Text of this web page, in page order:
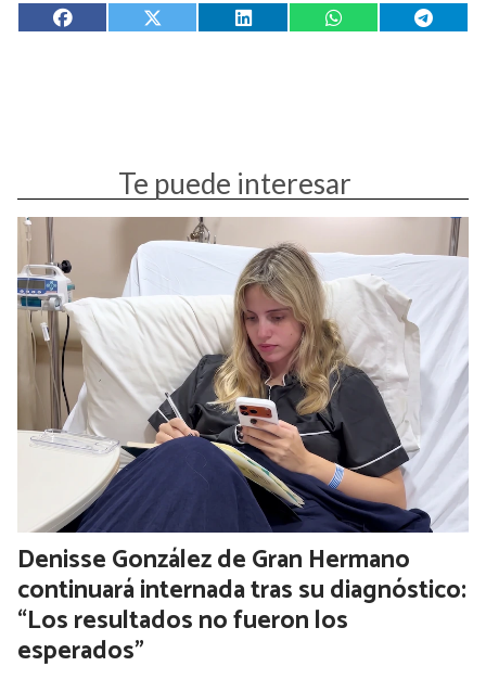
Te puede interesar
Denisse González de Gran Hermano
continuará internada tras su diagnóstico:
“Los resultados no fueron los
esperados”